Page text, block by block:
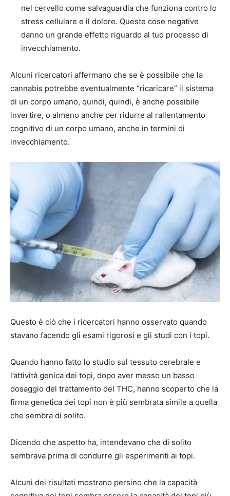
nel cervello come salvaguardia che funziona contro lo
stress cellulare e il dolore. Queste cose negative
danno un grande effetto riguardo al tuo processo di
invecchiamento.
Alcuni ricercatori affermano che se è possibile che la
cannabis potrebbe eventualmente “ricaricare” il sistema
di un corpo umano, quindi, quindi, è anche possibile
invertire, o almeno anche per ridurre al rallentamento
cognitivo di un corpo umano, anche in termini di
invecchiamento.
Questo è ciò che i ricercatori hanno osservato quando
stavano facendo gli esami rigorosi e gli studi con i topi.
Quando hanno fatto lo studio sul tessuto cerebrale e
l’attività genica dei topi, dopo aver messo un basso
dosaggio del trattamento del THC, hanno scoperto che la
firma genetica dei topi non è più sembrata simile a quella
che sembra di solito.
Dicendo che aspetto ha, intendevano che di solito
sembrava prima di condurre gli esperimenti ai topi.
Alcuni dei risultati mostrano persino che la capacità